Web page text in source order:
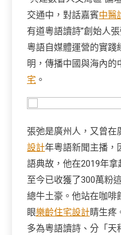
交通中，對話嘉賓中醫
有道粵語讀詩”創始人
粵語自媒體運營的實踐
明，傳播中國與海內的
宅 。
張弛是廣州人，又曾在
設計年粵語新聞主播，
語典故，他在2019年拿
至今已收獲了300萬粉
總牛土豪。他站在咖啡
眼樂齡住宅設計睛生疼
多為粵語讀詩、分「天